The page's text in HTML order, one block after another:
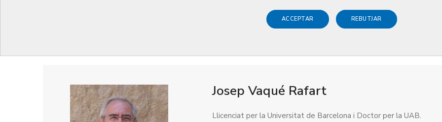
ACCEPTAR REBUTJAR
Josep Vaqué Rafart
Llicenciat per la Universitat de Barcelona i Doctor per la UAB.